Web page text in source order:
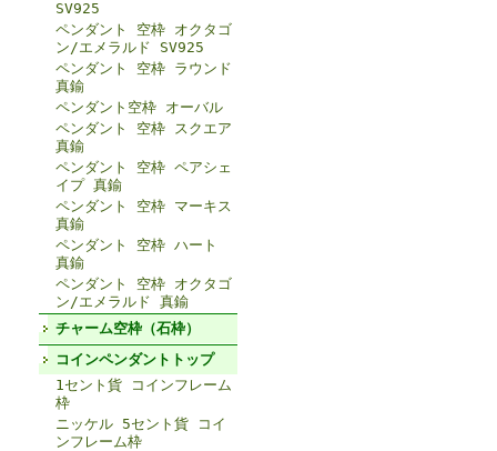
SV925
ペンダント 空枠 オクタゴ
ン/エメラルド SV925
ペンダント 空枠 ラウンド
真鍮
ペンダント空枠 オーバル
ペンダント 空枠 スクエア
真鍮
ペンダント 空枠 ペアシェ
イプ 真鍮
ペンダント 空枠 マーキス
真鍮
ペンダント 空枠 ハート
真鍮
ペンダント 空枠 オクタゴ
ン/エメラルド 真鍮
チャーム空枠（石枠）
コインペンダントトップ
1セント貨 コインフレーム
枠
ニッケル 5セント貨 コイ
ンフレーム枠